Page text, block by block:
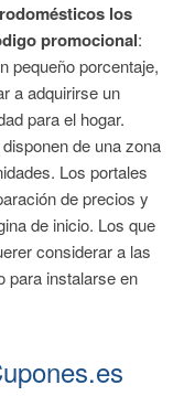
los
promocional:
pequeño porcentaje,
a adquirirse un
para el hogar.
de una zona
Los portales
de precios y
de inicio. Los que
considerar a las
para instalarse en